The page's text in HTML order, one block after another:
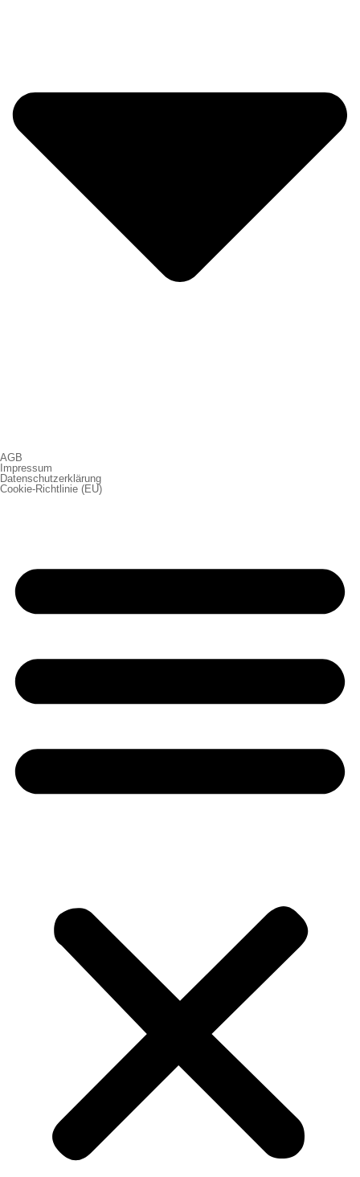
AGB
Impressum
Datenschutzerklärung
Cookie-Richtlinie (EU)